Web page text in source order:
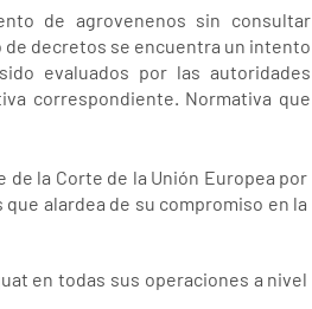
de agrovenenos sin consultar
de decretos se encuentra un intento
evaluados por las autoridades
correspondiente. Normativa que
la Corte de la Unión Europea por
alardea de su compromiso en la
en todas sus operaciones a nivel